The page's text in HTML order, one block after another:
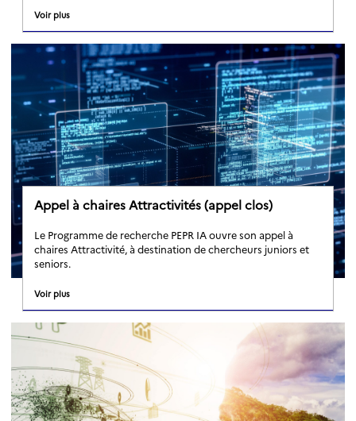
Voir plus
Appel à chaires Attractivités (appel clos)
Le Programme de recherche PEPR IA ouvre son appel à
chaires Attractivité, à destination de chercheurs juniors et
seniors.
Voir plus